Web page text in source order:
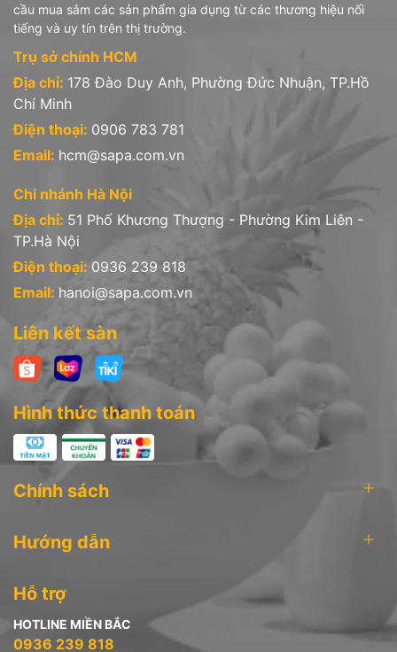
cầu mua sắm các sản phẩm gia dụng từ các thương hiệu nổi
tiếng và uy tín trên thị trường.
Trụ sở chính HCM
Địa chỉ: 178 Đào Duy Anh, Phường Đức Nhuận, TP.Hồ
Chí Minh
Điện thoại: 0906 783 781
Email: hcm@sapa.com.vn
Chi nhánh Hà Nội
Địa chỉ: 51 Phố Khương Thượng - Phường Kim Liên -
TP.Hà Nội
Điện thoại: 0936 239 818
Email: hanoi@sapa.com.vn
Liên kết sàn
Hình thức thanh toán
Chính sách
Hướng dẫn
Hỗ trợ
HOTLINE MIỀN BẮC
0936 239 818